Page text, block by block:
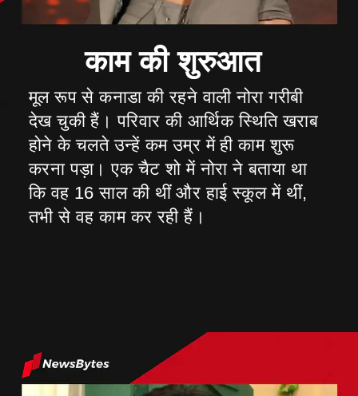
काम की शुरुआत
मूल रूप से कनाडा की रहने वाली नोरा गरीबी
देख चुकी हैं। परिवार की आर्थिक स्थिति खराब
होने के चलते उन्हें कम उम्र में ही काम शुरू
करना पड़ा। एक चैट शो में नोरा ने बताया था
कि वह 16 साल की थीं और हाई स्कूल में थीं,